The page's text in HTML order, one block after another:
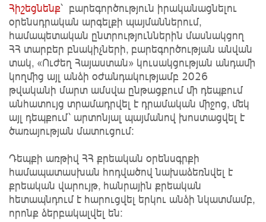
Հիշեցնենք՝ բարեգործություն իրականացնելու
օրենսդրական արգելքի պայմաններում,
համապետական ընտրություններին մասնակցող
ՀՀ տարբեր բնակիչների, բարեգործության անվան
տակ, «Ուժեղ Հայաստան» կուսակցության անդամի
կողմից այլ անձի օժանդակությամբ 2026
թվականի մարտ ամսվա ընթացքում մի դեպքում
անհատույց տրամադրվել է դրամական միջոց, մեկ
այլ դեպքում՝ արտոնյալ պայմանով խոստացվել է
ծառայության մատուցում։
Դեպքի առթիվ ՀՀ քրեական օրենսգրքի
համապատասխան հոդվածով նախաձեռնվել է
քրեական վարույթ, հանրային քրեական
հետապնդում է հարուցվել երկու անձի նկատմամբ,
որոնք ձերբակալվել են։